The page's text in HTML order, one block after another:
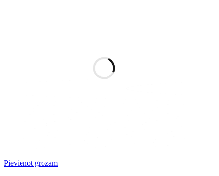
Pievienot grozam